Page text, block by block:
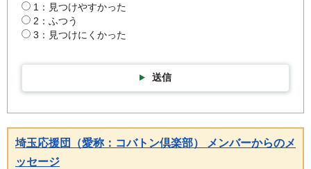
1：見つけやすかった
2：ふつう
3：見つけにくかった
送信
埼玉応援団（愛称：コバトン倶楽部） メンバーからのメ
ッセージ